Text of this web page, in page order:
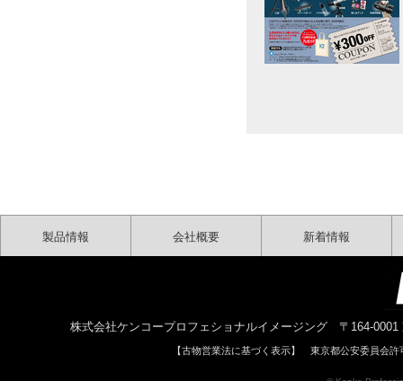
製品情報 会社概要 新着情報
株式会社ケンコープロフェショナルイメージング 〒164-
【古物営業法に基づく表示】 東京都公安委員会